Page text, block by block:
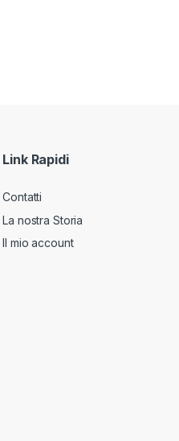
Link Rapidi
Contatti
La nostra Storia
Il mio account